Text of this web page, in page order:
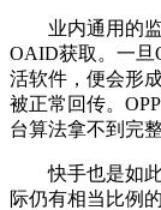
业内通用的
OAID获取。一旦
活软件，便会形
被正常回传。
台算法拿不到完整
快手也是如
际仍有相当比例